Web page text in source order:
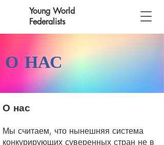
Young World
Federalists
О НАС
О нас
Мы считаем, что нынешняя система
конкурирующих суверенных стран не в